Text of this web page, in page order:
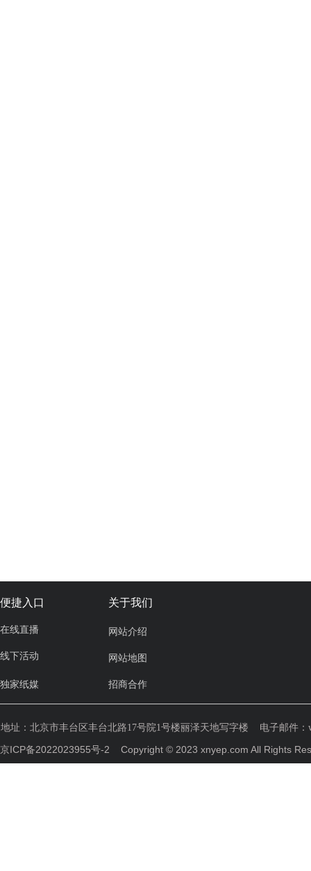
地址： 北京市丰台区丰台北路17号院1号楼丽泽天地写字楼 电子邮件：
京ICP备2022023955号-2 Copyright © 2023 xnyep.com All Rights
在线直播
线下活动
独家纸媒
关于我们
网站介绍
网站地图
招商合作
便捷入口